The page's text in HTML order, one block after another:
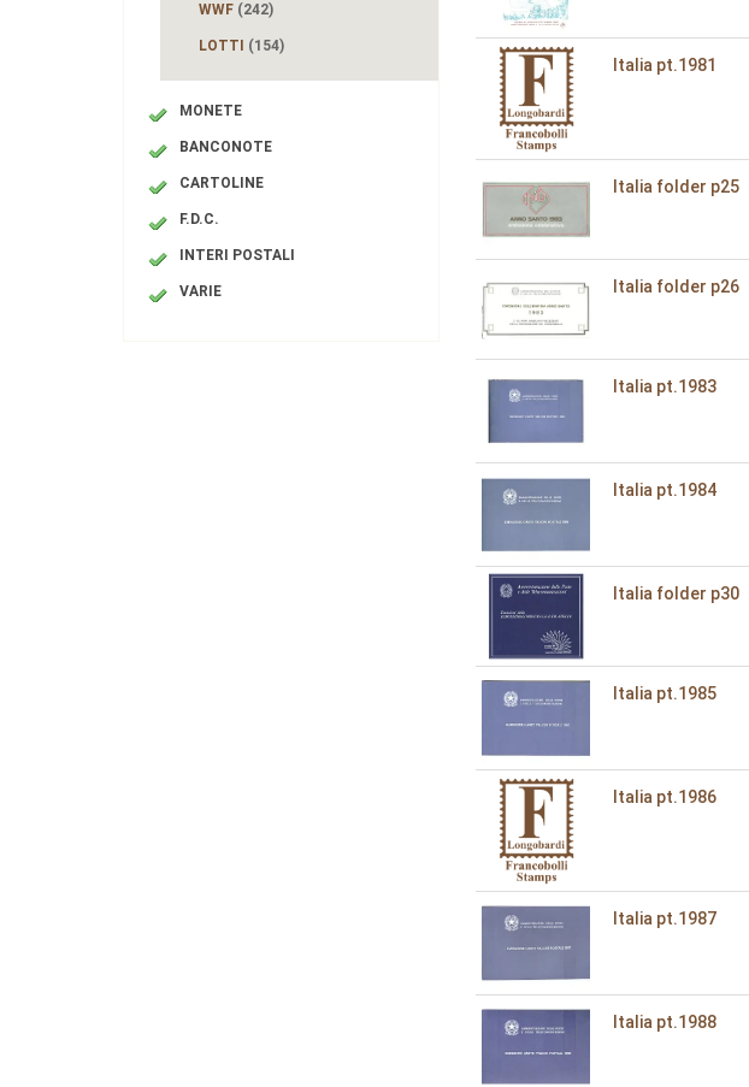
WWF (242)
LOTTI (154)
MONETE
BANCONOTE
CARTOLINE
F.D.C.
INTERI POSTALI
VARIE
Italia pt.1981
Italia folder p25
Italia folder p26
Italia pt.1983
Italia pt.1984
Italia folder p30
Italia pt.1985
Italia pt.1986
Italia pt.1987
Italia pt.1988